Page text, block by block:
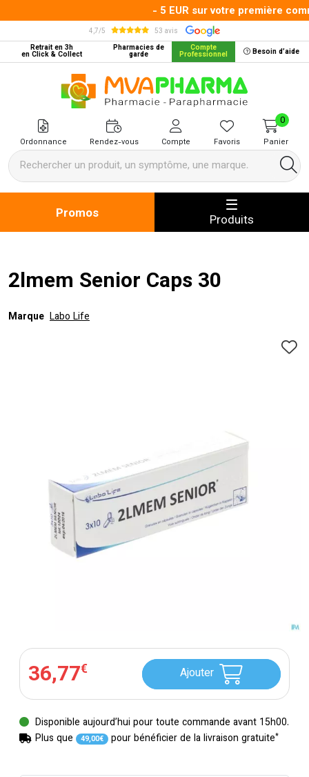
- 5 EUR sur votre première
4,7/5
53 avis
Retrait en 3h
en Click & Collect
Pharmacies de
garde
Compte
Professionnel Besoin d’aide
MVA Pharma Votre pharmacie
Ordonnance Rendez-vous Compte Favoris Panier
0
Promos Produits
2lmem Senior Caps 30
Marque Labo Life
36,77€ Ajouter
Disponible aujourd’hui pour toute commande avant 15h00.
Plus que
49,00€ pour bénéficier de la livraison gratuite*